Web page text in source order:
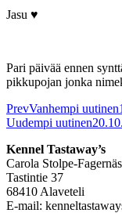
Jasu ♥
Pari päivää ennen
pikkupojan jonka
PrevVanhempi uutinen
Uudempi uutinen
Kennel Tastaway’s
Carola Stolpe-Fagernäs
Tastintie 37
68410 Alaveteli
E-mail: